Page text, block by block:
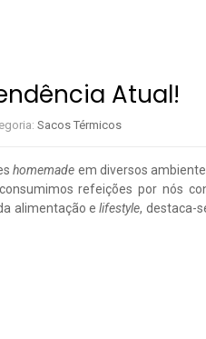
Atual!
Sacos Térmicos
homemade em diversos
refeições por nós
alimentação elifestyle, destaca-